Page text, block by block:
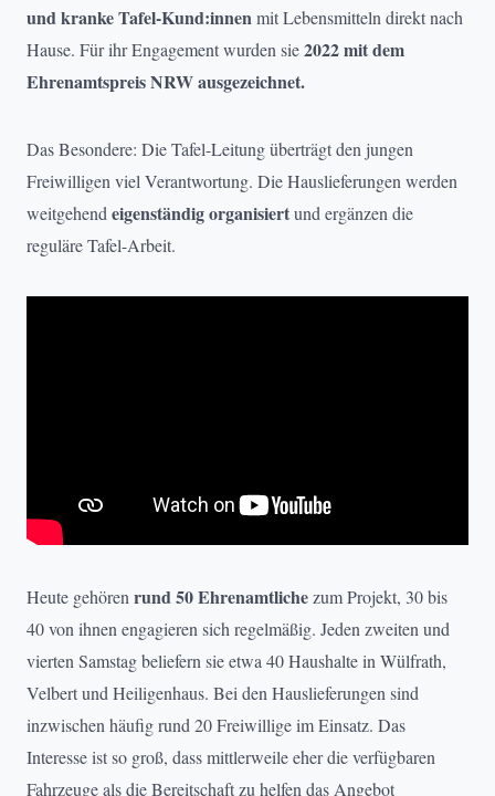
und kranke Tafel-Kund:innenmit Lebensmitteln direkt nach
Hause. Für ihr Engagement wurden sie2022 mit dem
Ehrenamtspreis NRW ausgezeichnet.
Das Besondere: Die Tafel-Leitung überträgt den jungen
Freiwilligen viel Verantwortung. Die Hauslieferungen werden
weitgehend eigenständig organisiertund ergänzen die
reguläre Tafel-Arbeit.
Heute gehören rund 50 Ehrenamtlichezum Projekt, 30 bis
40 von ihnen engagieren sich regelmäßig. Jeden zweiten und
vierten Samstag beliefern sie etwa 40 Haushalte in Wülfrath,
Velbert und Heiligenhaus. Bei den Hauslieferungen sind
inzwischen häufig rund 20 Freiwillige im Einsatz. Das
Interesse ist so groß, dass mittlerweile eher die verfügbaren
Fahrzeuge als die Bereitschaft zu helfen das Angebot